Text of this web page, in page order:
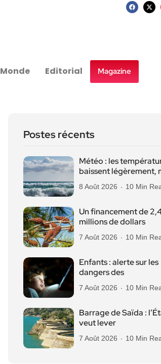
Monde Editorial Magazine
Postes récents
Météo : les
baissent légèrement,
8 Août 2026 10 Min
Un financement de
millions de dollars
7 Août 2026 10 Min
Enfants : alerte sur les
dangers des
7 Août 2026 10 Min
Barrage de Saïda :
veut lever
7 Août 2026 10 Min